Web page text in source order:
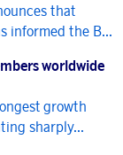
that
informed the B...
worldwide
growth
sharply...